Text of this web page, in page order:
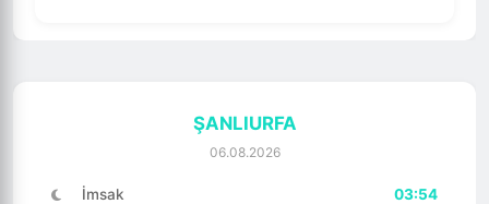
ŞANLIURFA
06.08.2026
İmsak 03:54